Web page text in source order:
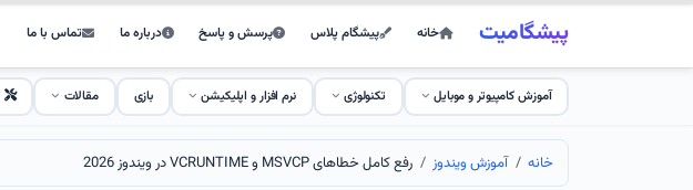
پیشگامیت خانه پیشگام پلاس پرسش و پاسخ درباره ما تماس با ما
آموزش کامپیوتر و موبایل تکنولوژی نرم افزار و اپلیکیشن بازی مقالات
خانه آموزش ویندوز رفع کامل خطاهای MSVCP و VCRUNTIME در ویندوز 2026